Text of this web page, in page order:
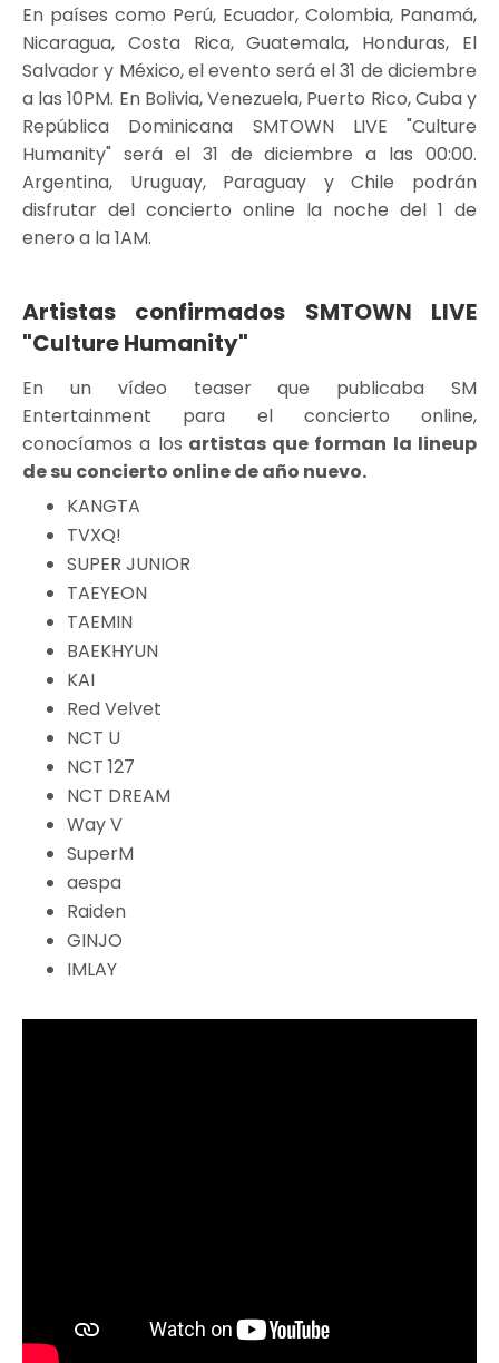
En países como Perú, Ecuador, Colombia, Panamá,
Nicaragua, Costa Rica, Guatemala, Honduras, El
Salvador y México, el evento será el 31 de diciembre
a las 10PM. En Bolivia, Venezuela, Puerto Rico, Cuba y
República Dominicana SMTOWN LIVE "Culture
Humanity" será el 31 de diciembre a las 00:00.
Argentina, Uruguay, Paraguay y Chile podrán
disfrutar del concierto online la noche del 1 de
enero a la 1AM.
Artistas confirmados SMTOWN LIVE
"Culture Humanity"
En un vídeo teaser que publicaba SM
Entertainment para el concierto online,
conocíamos a los artistas que forman la lineup
de su concierto online de año nuevo.
KANGTA
TVXQ!
SUPER JUNIOR
TAEYEON
TAEMIN
BAEKHYUN
KAI
Red Velvet
NCT U
NCT 127
NCT DREAM
Way V
SuperM
aespa
Raiden
GINJO
IMLAY